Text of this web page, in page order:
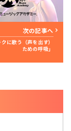
次の記事へ
に歌う（声を出す）
ための呼吸」